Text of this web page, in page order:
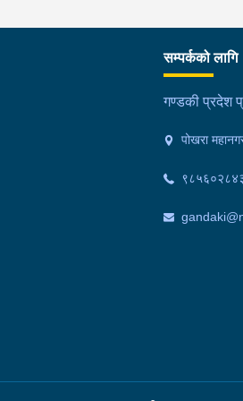
अस्पताल चितवन पठाएको, मोटरसाइकल,ट्रक र
जिल्ला न.प.पुर्व देवचुली न.पा. वडा न. १७ रजहर
लेस नारायण थारुलाई नियन्त्रणमा लिईएको ।
सम्पर्कको लागि
गण्डकी प्रदेश
पोखरा